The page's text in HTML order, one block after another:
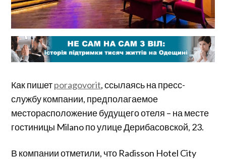
Как пишетporagovorit, ссылаясь на пресс-
службу компании, предполагаемое
месторасположение будущего отеля – на месте
гостиницы Milano по улице Дерибасовской, 23.
В компании отметили, что Radisson Hotel City